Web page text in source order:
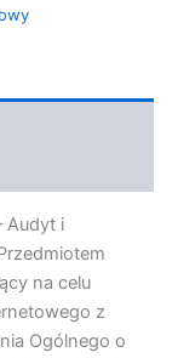
Audyt i
na celu
z
Ogólnego o